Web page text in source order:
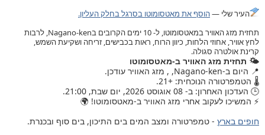
העיר שלי —הוסף את מאטסומוטו בסרגל בחלק העליון.
תחזית מזג האוויר במאטסומוטו, ל- 10 ימים הקרובים בNagano-ken, לרבות
לחץ אוויר, אחוזי הלחות, כיוון הרוח, ראות בכבישים, זריחה ושקיעת השמש,
קרינת אולטרה סגולה.
🌤️ תחזית מזג האוויר ב-מאטסומוטו
📍 היום ב-Nagano-ken, , מזג האוויר עודכן.
🌡️ הטמפרטורה הנוכחית: +21.
🕒 העדכון האחרון: ב- 08 אוגוסט 2026, יום שבת, 21:00.
⚡ המשיכו לעקוב אחרי מזג האוויר ב-מאטסומוטו! 🌍
חופים בארץ - טמפרטורה ומצב המים בים התיכון, בים סוף ובכנרת.